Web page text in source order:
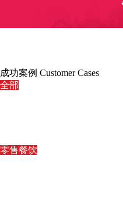
成功案例 Customer Cases
全部
零售餐饮